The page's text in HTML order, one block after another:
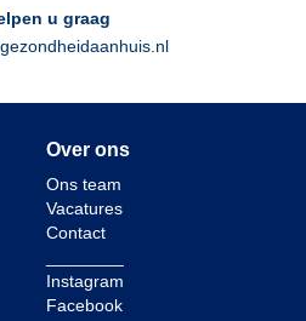
u graag
Over ons
Ons team
Vacatures
Contact
Instagram
Facebook